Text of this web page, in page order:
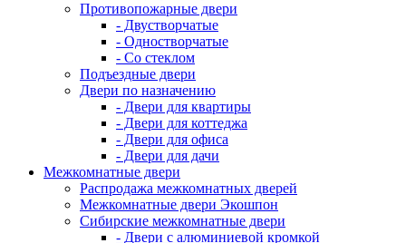
Противопожарные двери
- Двустворчатые
- Одностворчатые
- Со стеклом
Подъездные двери
Двери по назначению
- Двери для квартиры
- Двери для коттеджа
- Двери для офиса
- Двери для дачи
Межкомнатные двери
Распродажа межкомнатных дверей
Межкомнатные двери Экошпон
Сибирские межкомнатные двери
- Двери с алюминиевой кромкой